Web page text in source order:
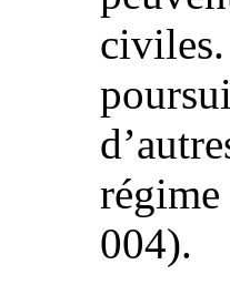
004).